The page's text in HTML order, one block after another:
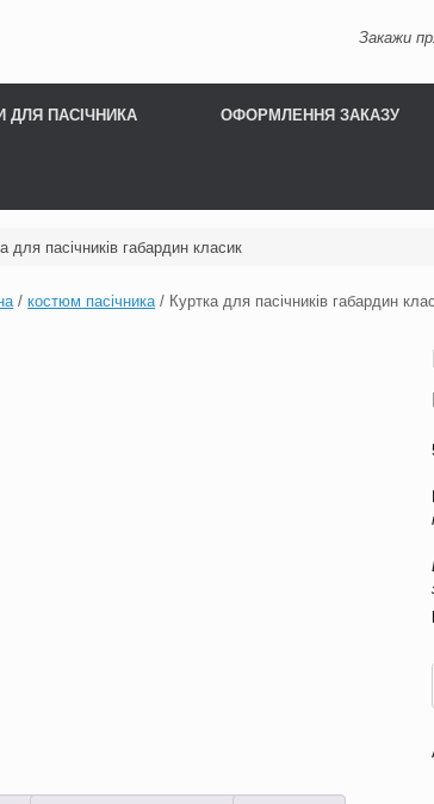
Закажи
ДЛЯ ПАСІЧНИКА ОФОРМЛЕННЯ ЗАКАЗУ
для пасічників габардин класик
/костюм пасічника/ Куртка для пасічників габардин